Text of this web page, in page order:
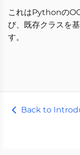
これはPythonの
び、既存クラスを
す。
Back to